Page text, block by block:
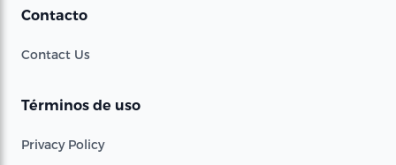
Contacto
Contact Us
Términos de uso
Privacy Policy